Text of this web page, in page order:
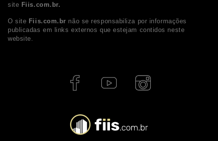
site Fiis.com.br.
O site Fiis.com.br não se responsabiliza por informações
publicadas em links externos que estejam contidos neste
website.